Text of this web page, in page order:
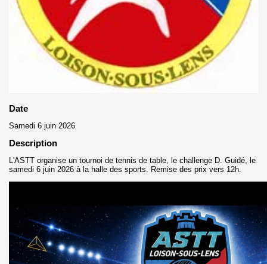
Date
Samedi 6 juin 2026
Description
L'ASTT organise un tournoi de tennis de table, le challenge D. Guidé, le
samedi 6 juin 2026 à la halle des sports. Remise des prix vers 12h.